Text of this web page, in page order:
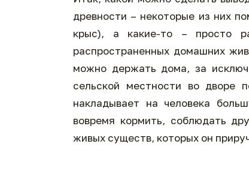
древности – некоторые из них
крыс), а какие-то – просто
распространенных домашних
можно держать дома, за
сельской местности во дворе
накладывает на человека
вовремя кормить, соблюдать
живых существ, которых он